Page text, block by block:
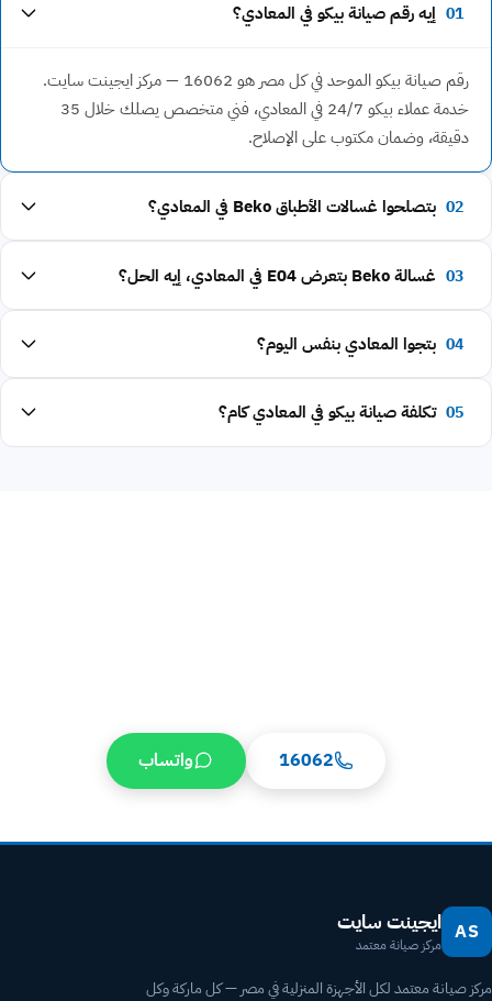
01 إيه رقم صيانة بيكو في المعادي؟
رقم صيانة بيكو الموحد في كل مصر هو 16062 — مركز ايجينت سايت.
خدمة عملاء بيكو 24/7 في المعادي، فني متخصص يصلك خلال 35
دقيقة، وضمان مكتوب على الإصلاح.
02 بتصلحوا غسالات الأطباق Beko في المعادي؟
03 غسالة Beko بتعرض E04 في المعادي، إيه الحل؟
04 بتجوا المعادي بنفس اليوم؟
05 تكلفة صيانة بيكو في المعادي كام؟
16062 واتساب
AS ايجينت سايت
مركز صيانة معتمد
مركز صيانة معتمد لكل الأجهزة المنزلية في مصر — كل ماركة وكل